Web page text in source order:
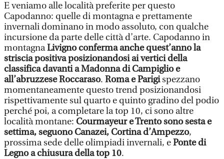
E veniamo alle località preferite per questo
Capodanno: quelle di montagna e prettamente
invernali dominano in modo assoluto, con qualche
incursione da parte delle città d’arte. Capodanno in
montagnaLivigno conferma anche quest’anno la
striscia positiva posizionandosi ai vertici della
classifica davanti a Madonna di Campiglio e
all’abruzzese Roccaraso. Roma e Parigispezzano
momentaneamente questo trend posizionandosi
rispettivamente sul quarto e quinto gradino del podio
perché poi, a completare la top 10, ci sono altre
località montane: Courmayeur e Trento sono sesta e
settima, seguono Canazei, Cortina d’Ampezzo,
prossima sede delle olimpiadi invernali, ePonte di
Legno a chiusura della top 10.